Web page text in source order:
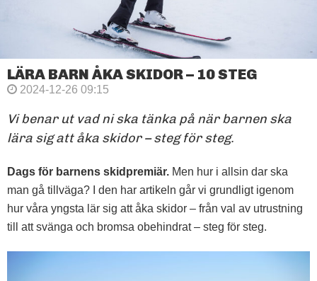
LÄRA BARN ÅKA SKIDOR – 10 STEG
2024-12-26 09:15
Vi benar ut vad ni ska tänka på när barnen ska
lära sig att åka skidor – steg för steg.
Dags för barnens skidpremiär. Men hur i allsin dar ska
man gå tillväga? I den har artikeln går vi grundligt igenom
hur våra yngsta lär sig att åka skidor – från val av utrustning
till att svänga och bromsa obehindrat – steg för steg.